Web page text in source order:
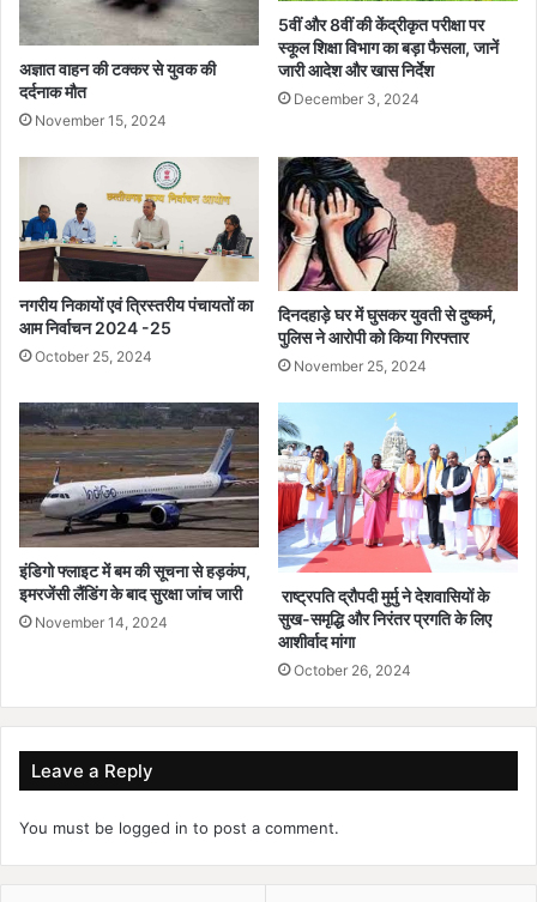
अज्ञात वाहन की टक्कर से युवक की
दर्दनाक मौत
November 15, 2024
5वीं और 8वीं की केंद्रीकृत परीक्षा पर
स्कूल शिक्षा विभाग का बड़ा फैसला, जानें
जारी आदेश और खास निर्देश
December 3, 2024
नगरीय निकायों एवं त्रिस्तरीय पंचायतों का
आम निर्वाचन 2024 -25
October 25, 2024
दिनदहाड़े घर में घुसकर युवती से दुष्कर्म,
पुलिस ने आरोपी को किया गिरफ्तार
November 25, 2024
इंडिगो फ्लाइट में बम की सूचना से हड़कंप,
इमरजेंसी लैंडिंग के बाद सुरक्षा जांच जारी
November 14, 2024
राष्ट्रपति द्रौपदी मुर्मु ने देशवासियों के
सुख-समृद्धि और निरंतर प्रगति के लिए
आशीर्वाद मांगा
October 26, 2024
Leave a Reply
You must be logged in to post a comment.